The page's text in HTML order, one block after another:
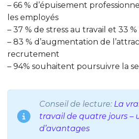
– 66 % d’épuisement
les employés
– 37 % de stress au travail et 33
– 83 % d’augmentation de
recrutement
– 94% souhaitent poursuivre la
Conseil de lecture: La
travail de quatre jours –
d’avantages